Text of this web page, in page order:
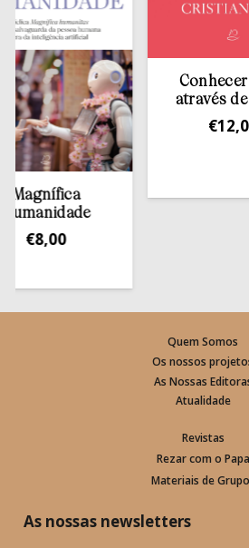
8,00
Conhecer
através de
12,00
Quem Somos
Os nossos
As Nossas
Atualidade
Revistas
Rezar com o Papa
Materiais de
As nossas newsletters